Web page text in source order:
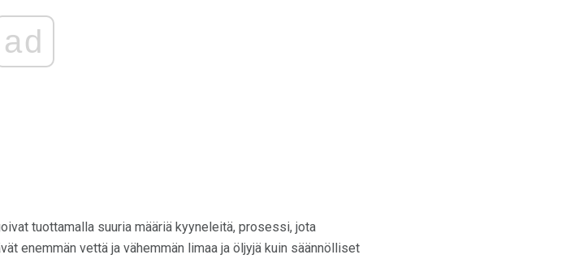
ad
tuottamalla suuria määriä kyyneleitä, prosessi, jota
enemmän vettä ja vähemmän limaa ja öljyjä kuin säännölliset